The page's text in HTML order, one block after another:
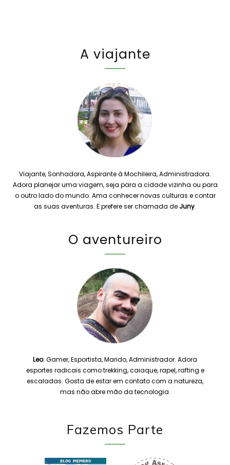
A viajante
Viajante, Sonhadora, Aspirante à Mochileira, Administradora.
Adora planejar uma viagem, seja para a cidade vizinha ou para
o outro lado do mundo. Ama conhecer novas culturas e contar
as suas aventuras. E prefere ser chamada de Juny.
O aventureiro
Leo: Gamer, Esportista, Marido, Administrador. Adora
esportes radicais como trekking, caiaque, rapel, rafting e
escaladas. Gosta de estar em contato com a natureza,
mas não abre mão da tecnologia.
Fazemos Parte